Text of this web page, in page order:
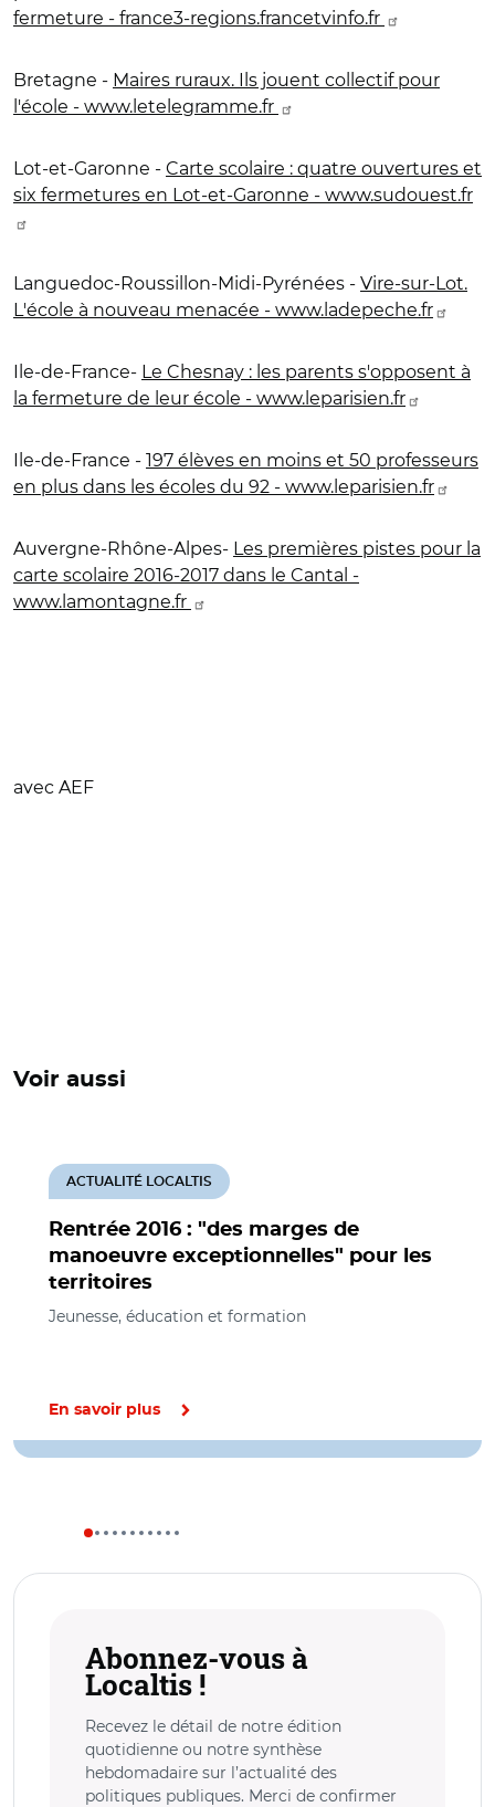
fermeture - france3-regions.francetvinfo.fr
Bretagne - Maires ruraux. Ils jouent collectif pour
l'école - www.letelegramme.fr
Lot-et-Garonne - Carte scolaire : quatre ouvertures et
six fermetures en Lot-et-Garonne - www.sudouest.fr
Languedoc-Roussillon-Midi-Pyrénées - Vire-sur-Lot.
L'école à nouveau menacée - www.ladepeche.fr
Ile-de-France- Le Chesnay : les parents s'opposent à
la fermeture de leur école - www.leparisien.fr
Ile-de-France - 197 élèves en moins et 50 professeurs
en plus dans les écoles du 92 - www.leparisien.fr
Auvergne-Rhône-Alpes- Les premières pistes pour la
carte scolaire 2016-2017 dans le Cantal -
www.lamontagne.fr
avec AEF
Voir aussi
Rentrée 2016 : "des marges de
manoeuvre exceptionnelles" pour les
territoires
ACTUALITÉ LOCALTIS
Jeunesse, éducation et formation
En savoir plus
Abonnez-vous à
Localtis !
Recevez le détail de notre édition
quotidienne ou notre synthèse
hebdomadaire sur l’actualité des
politiques publiques. Merci de confirmer